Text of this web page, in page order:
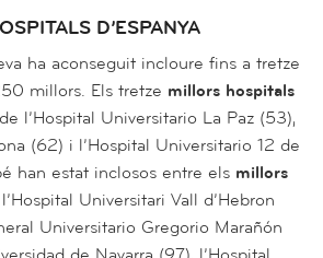
D’ESPANYA
ha aconseguit incloure fins a tretze
millors. Els tretze millors hospitals
l’Hospital Universitario La Paz (53),
(62) i l’Hospital Universitario 12 de
han estat inclosos entre els millors
Universitari Vall d’Hebron
Universitario Gregorio Marañón